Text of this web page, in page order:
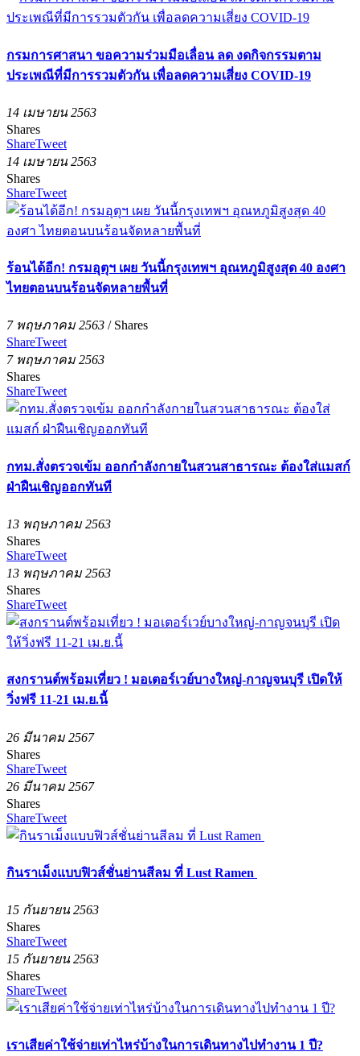
กรมการศาสนา ขอความร่วมมือเลื่อน ลด งดกิจกรรมตาม
ประเพณีที่มีการรวมตัวกัน เพื่อลดความเสี่ยง COVID-19
14 เมษายน 2563
Shares
ShareTweet
14 เมษายน 2563
Shares
ShareTweet
ร้อนได้อีก! กรมอุตุฯ เผย วันนี้กรุงเทพฯ อุณหภูมิสูงสุด 40 องศา
ไทยตอนบนร้อนจัดหลายพื้นที่
7 พฤษภาคม 2563 / Shares
ShareTweet
7 พฤษภาคม 2563
Shares
ShareTweet
กทม.สั่งตรวจเข้ม ออกกำลังกายในสวนสาธารณะ ต้องใส่แมสก์
ฝ่าฝืนเชิญออกทันที
13 พฤษภาคม 2563
Shares
ShareTweet
13 พฤษภาคม 2563
Shares
ShareTweet
สงกรานต์พร้อมเที่ยว ! มอเตอร์เวย์บางใหญ่-กาญจนบุรี เปิดให้
วิ่งฟรี 11-21 เม.ย.นี้
26 มีนาคม 2567
Shares
ShareTweet
26 มีนาคม 2567
Shares
ShareTweet
กินราเม็งแบบฟิวส์ชั่นย่านสีลม ที่ Lust Ramen
15 กันยายน 2563
Shares
ShareTweet
15 กันยายน 2563
Shares
ShareTweet
เราเสียค่าใช้จ่ายเท่าไหร่บ้างในการเดินทางไปทำงาน 1 ปี?